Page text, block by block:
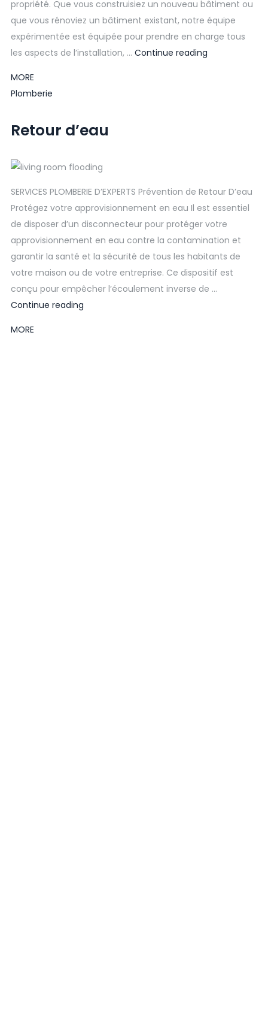
propriété. Que vous construisiez un nouveau bâtiment ou
que vous rénoviez un bâtiment existant, notre équipe
expérimentée est équipée pour prendre en charge tous
les aspects de l’installation, … Continue reading
MORE
Plomberie
Retour d’eau
SERVICES PLOMBERIE D’EXPERTS Prévention de Retour D’eau
Protégez votre approvisionnement en eau Il est essentiel
de disposer d’un disconnecteur pour protéger votre
approvisionnement en eau contre la contamination et
garantir la santé et la sécurité de tous les habitants de
votre maison ou de votre entreprise. Ce dispositif est
conçu pour empêcher l’écoulement inverse de …
Continue reading
MORE